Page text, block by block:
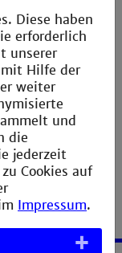
der
ihrem Institut
um auf die
vorzubereiten.
[IFPM]
Diese haben
erforderlich
unserer
Hilfe der
weiter
und
die
jederzeit
Cookies auf
Impressum.